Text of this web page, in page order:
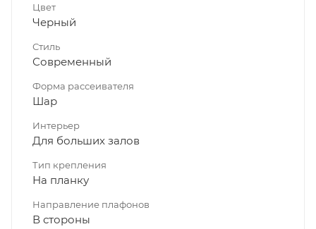
Цвет
Черный
Стиль
Современный
Форма рассеивателя
Шар
Интерьер
Для больших залов
Тип крепления
На планку
Направление плафонов
В стороны